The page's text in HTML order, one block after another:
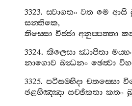
3323.ස‍්වාගතං වත මෙ ආසි
සන‍්තිකෙ,
තිස‍්සො විජ‍්ජා අනුප‍්පත‍්තා
3324.කිලෙසා ඣාපිතා
නාගොව බන්‍ධනං ඡෙත්‍වා
3325.පටිසම‍්භිදා චතස‍්සො
ඡළභිඤ‍්ඤා සච‍්ඡිකතා කතං